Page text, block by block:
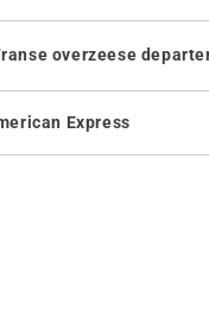
overzeese
Express